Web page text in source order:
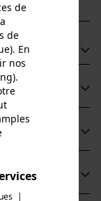
et plus
et donc de
à l'outil, de
main sûre même
faible luminosité
de
de
En
nos
|